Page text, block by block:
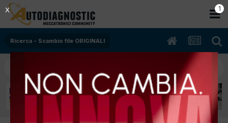
Ricerca - Scambio file ORIGINALI
1
X